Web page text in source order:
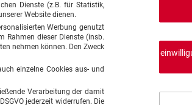
Thailändisch
Türkisch
Vegan
Dienste (z.B. für Statistik,
Website dienen.
Werbung genutzt
Rahmen dieser Dienste (insb.
nehmen können. Den Zweck
einzelne Cookies aus- und
Verarbeitung der damit
jederzeit widerrufen. Die